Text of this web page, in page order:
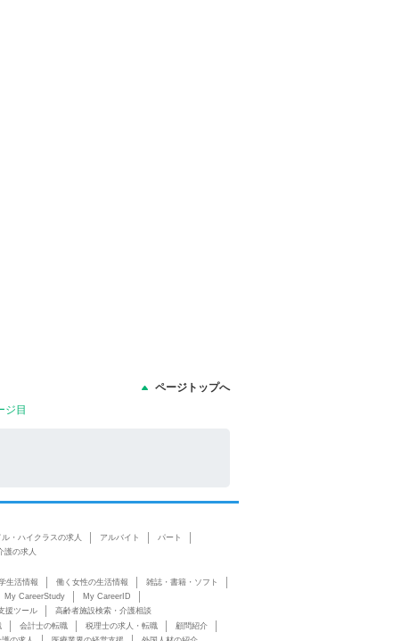
ページトップへ
ジ目
ル・ハイクラスの求人 アルバイト
パート
護の求人
生活情報 働く女性の生活情報
雑誌・書籍・ソフト
My CareerStudy
My CareerID
援ツール
高齢者施設検索・介護相談
会計士の転職 税理士の求人・転職
顧問紹介